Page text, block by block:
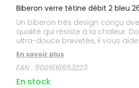
Biberon verre tétine débit 2 bleu
Un biberon très design conçu
qualité qui résiste à la chaleur.
ultra-douce brevetée, il vous
l'allaitement au biberon, tout en
forme ergonomique, une
permet un remplissage et un
En savoir plus
EAN : 9001616653223
En stock